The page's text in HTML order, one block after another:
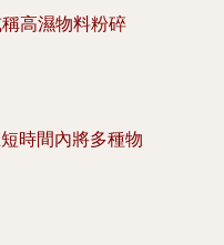
稱高濕物料粉碎
時間內將多種物